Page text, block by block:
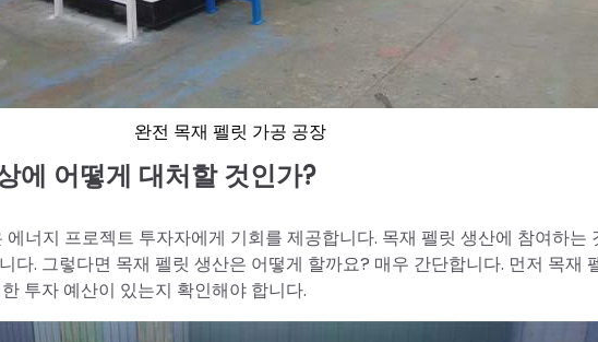
완전 목재 펠릿 가공 공장
에 어떻게 대처할 것인가?
너지 프로젝트 투자자에게 기회를 제공합니다. 목재 펠릿 생산에 참여하는
다. 그렇다면 목재 펠릿 생산은 어떻게 할까요? 매우 간단합니다. 먼저 목재
투자 예산이 있는지 확인해야 합니다.